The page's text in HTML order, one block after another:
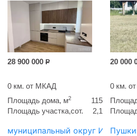
28 900 000 Р
0 км. от МКАД
Площадь дома, м2
115
Площадь участка,сот.
2,1
20 000
0 км.
муниципальный округ Истра